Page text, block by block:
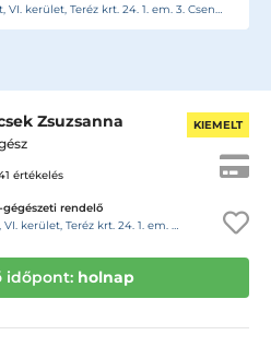
kerület, Teréz krt. 24. 1. em. 3. Csengő: 13.
Zsuzsanna
értékelés
gégészeti rendelő
Teréz krt. 24. 1. em. 3. Csengő: 13.
KIEMELT
időpont: holnap